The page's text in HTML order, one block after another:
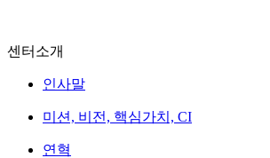
센터소개
인사말
미션, 비전, 핵심가치, CI
연혁